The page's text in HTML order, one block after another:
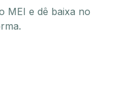
MEI e dê baixa no